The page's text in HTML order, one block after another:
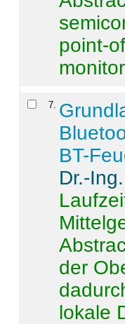
point-
7
BT-
Dr.-
der
lokale